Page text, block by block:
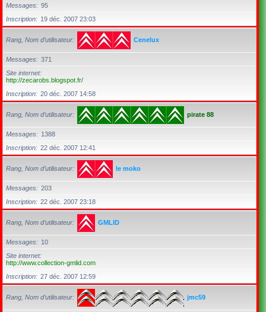
Messages
95
Inscription
19 déc. 2007 23:03
Rang, Nom d’utilisateur Cenelux
Messages
371
Site internet
http://zecarobs.blogspot.fr/
Inscription
20 déc. 2007 14:58
Rang, Nom d’utilisateur pirate 88
Messages
1388
Inscription
22 déc. 2007 12:41
Rang, Nom d’utilisateur le moko
Messages
203
Inscription
22 déc. 2007 23:18
Rang, Nom d’utilisateur GMLID
Messages
10
Site internet
http://www.collection-gmlid.com
Inscription
27 déc. 2007 12:59
Rang, Nom d’utilisateur jmc59